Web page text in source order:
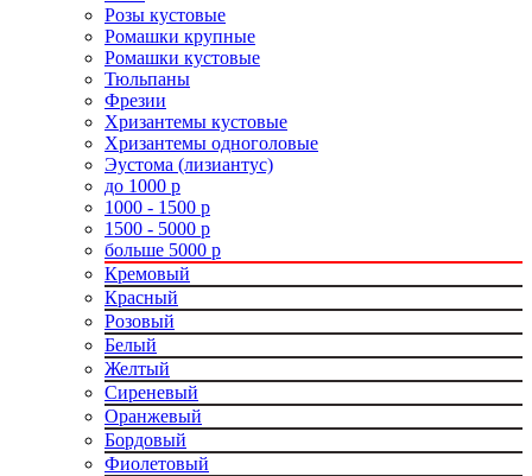
Розы кустовые
Ромашки крупные
Ромашки кустовые
Тюльпаны
Фрезии
Хризантемы кустовые
Хризантемы одноголовые
Эустома (лизиантус)
до 1000 р
1000 - 1500 р
1500 - 5000 р
больше 5000 р
Кремовый
Красный
Розовый
Белый
Желтый
Сиреневый
Оранжевый
Бордовый
Фиолетовый